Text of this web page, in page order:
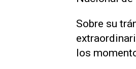
Sobre su
los